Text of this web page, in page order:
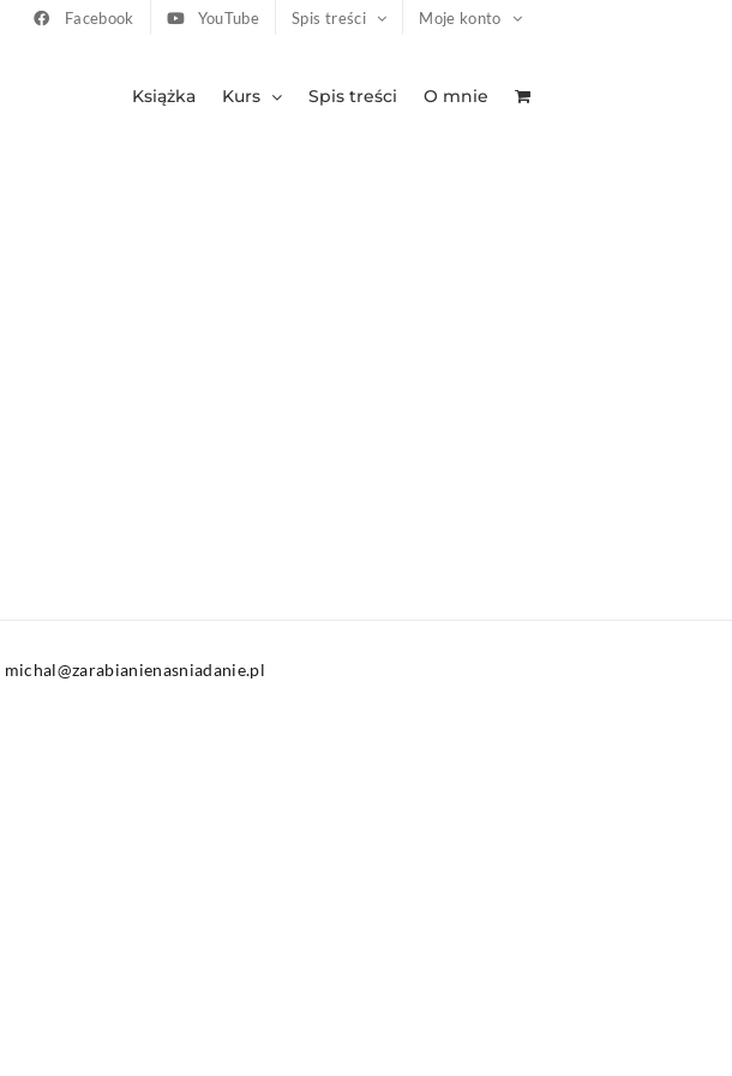
Facebook YouTube Spis treści Moje konto
Książka Kurs Spis treści O mnie
michal@zarabianienasniadanie.pl